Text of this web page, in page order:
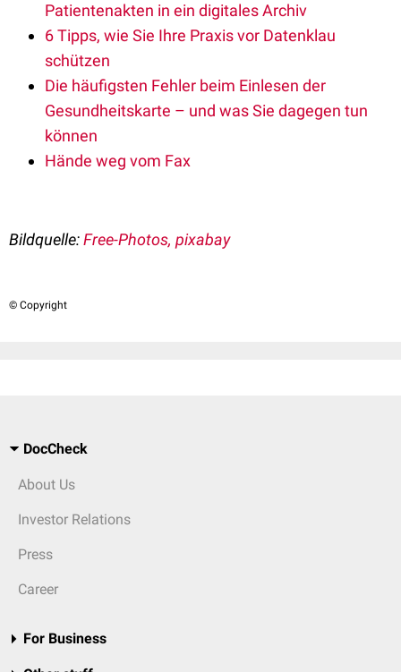
Patientenakten in ein digitales Archiv
6 Tipps, wie Sie Ihre Praxis vor Datenklau
schützen
Die häufigsten Fehler beim Einlesen der
Gesundheitskarte – und was Sie dagegen tun
können
Hände weg vom Fax
Bildquelle:Free-Photos, pixabay
© Copyright
DocCheck
About Us
Investor Relations
Press
Career
For Business